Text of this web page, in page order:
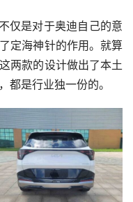
仅是对于奥迪自己的意
定海神针的作用。就算
两款的设计做出了本土
都是行业独一份的。